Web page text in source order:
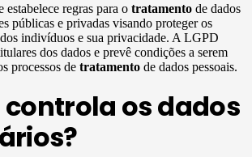
regras para o tratamento de dados
públicas e privadas visando proteger os
indivíduos e sua privacidade. A LGPD
dos dados e prevê condições a serem
processos de tratamento de dados pessoais.
controla os dados